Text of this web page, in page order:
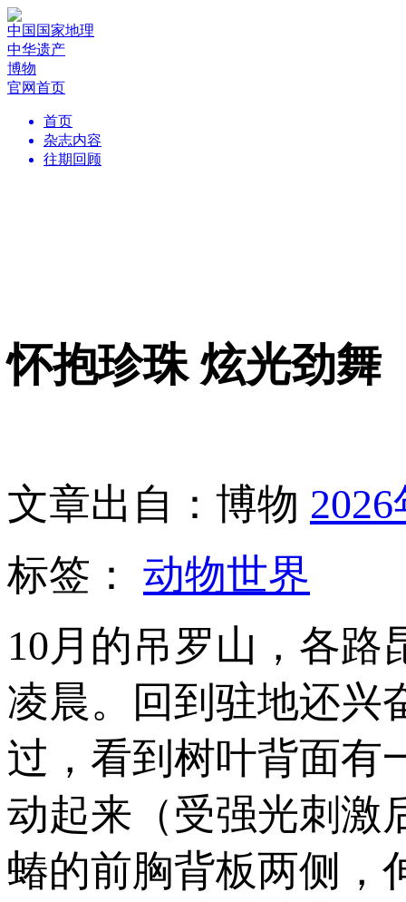
中国国家地理
中华遗产
博物
官网首页
首页
杂志内容
往期回顾
怀抱珍珠 炫光劲舞
文章出自：博物
标签： 动物世界
10月的吊罗山，各路
凌晨。回到驻地还兴
过，看到树叶背面有
动起来（受强光刺激
蝽的前胸背板两侧，